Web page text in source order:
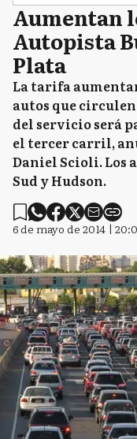
Aumentan
Autopista
Plata
La tarifa
autos que
del servicio será
el tercer carril,
Daniel Scioli. Los
Sud y Hudson.
6 de mayo de 2014 |